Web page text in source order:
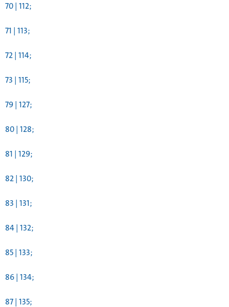
70 | 112;
71 | 113;
72 | 114;
73 | 115;
79 | 127;
80 | 128;
81 | 129;
82 | 130;
83 | 131;
84 | 132;
85 | 133;
86 | 134;
87 | 135;